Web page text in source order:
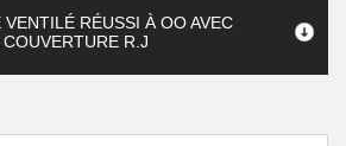
VENTILÉ RÉUSSI À OO AVEC
COUVERTURE R.J